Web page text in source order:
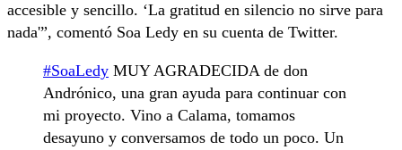
accesible y sencillo. ‘La gratitud en silencio no sirve para
nada'”, comentó Soa Ledy en su cuenta de Twitter.
#SoaLedy MUY AGRADECIDA de don
Andrónico, una gran ayuda para continuar con
mi proyecto. Vino a Calama, tomamos
desayuno y conversamos de todo un poco. Un